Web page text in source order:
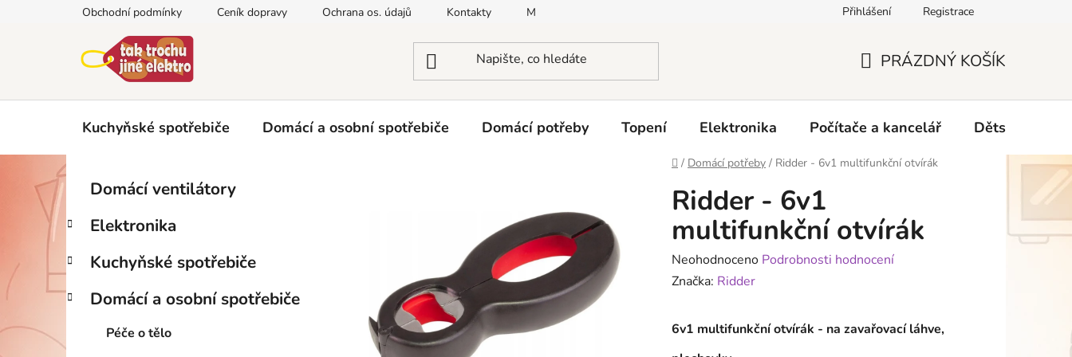
Obchodní podmínky Ceník dopravy Ochrana os. údajů Kontakty Moje objednávka Přihlášení Registrace
KOŠÍK
PRÁZDNÝ KOŠÍK
Kuchyňské spotřebiče Domácí a osobní spotřebiče Domácí potřeby Topení Elektronika Počítače a kancelář Dětské zboží
Domů
/ Domácí potřeby / Ridder - 6v1 multifunkční otvírák
P
s
r
a
n
í
Přeskočit
kategorie
K
e
o
i
Domácí ventilátory
Elektronika
Kuchyňské spotřebiče
Domácí a osobní spotřebiče
Péče o tělo
Ridder - 6v1
multifunkční otvírák
Průměrné
hodnocení
je
Neohodnoceno Podrobnosti hodnocení
Značka: Ridder
6v1 multifunkční otvírák - na zavařovací láhve,